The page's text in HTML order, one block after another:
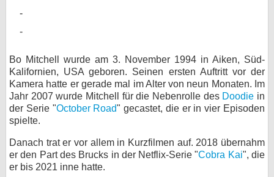
Bo Mitchell wurde am 3. November 1994 in Aiken, Süd-
Kalifornien, USA geboren. Seinen ersten Auftritt vor der
Kamera hatte er gerade mal im Alter von neun Monaten. Im
Jahr 2007 wurde Mitchell für die Nebenrolle des Doodie in
der Serie "October Road" gecastet, die er in vier Episoden
spielte.
Danach trat er vor allem in Kurzfilmen auf. 2018 übernahm
er den Part des Brucks in der Netflix-Serie "Cobra Kai", die
er bis 2021 inne hatte.
Forum
bei X